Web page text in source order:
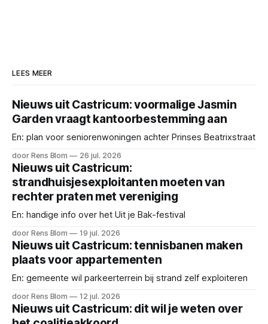
LEES MEER
Nieuws uit Castricum: voormalige Jasmin
Garden vraagt kantoorbestemming aan
En: plan voor seniorenwoningen achter Prinses Beatrixstraat
door Rens Blom 26 jul. 2026
Nieuws uit Castricum:
strandhuisjesexploitanten moeten van
rechter praten met vereniging
En: handige info over het Uit je Bak-festival
door Rens Blom 19 jul. 2026
Nieuws uit Castricum: tennisbanen maken
plaats voor appartementen
En: gemeente wil parkeerterrein bij strand zelf exploiteren
door Rens Blom 12 jul. 2026
Nieuws uit Castricum: dit wil je weten over